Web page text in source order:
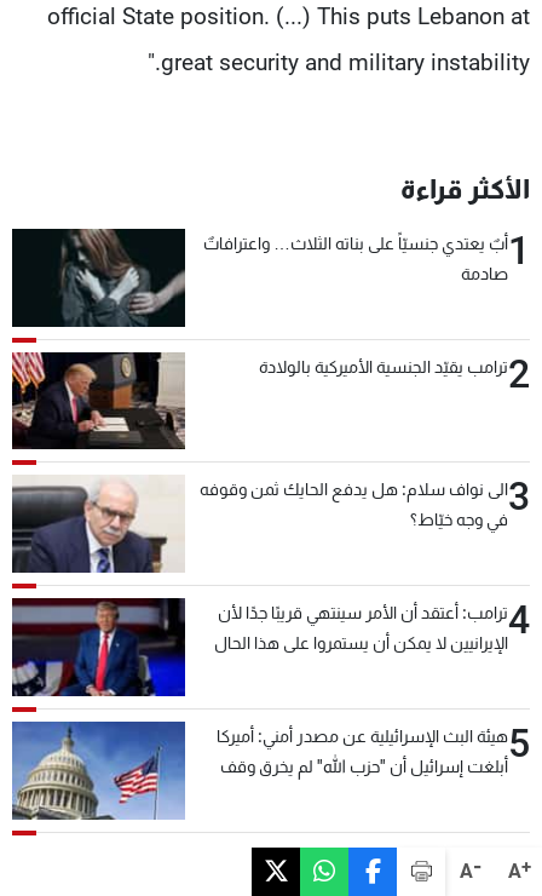
A+
A-
official State position. (...) This puts Lebanon at
great security and military instability."
الأكثر قراءة
1أبٌ يعتدي جنسيّاً على بناته الثلاث… واعترافاتٌ
صادمة
2ترامب يقيّد الجنسية الأميركية بالولادة
3الى نواف سلام: هل يدفع الحايك ثمن وقوفه
في وجه خيّاط؟
4ترامب: أعتقد أن الأمر سينتهي قريبًا جدًا لأن
الإيرانيين لا يمكن أن يستمروا على هذا الحال
5هيئة البث الإسرائيلية عن مصدر أمني: أميركا
أبلغت إسرائيل أن "حزب الله" لم يخرق وقف